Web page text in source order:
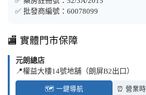
✅ 批發商編號：60078099
🏬 實體門市保障
元朗總店
📍權益大樓14號地舖（朗屏B2出口）
🗺️ 一鍵導航 ⏰ 營業